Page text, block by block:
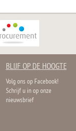
BLIJF OP DE HOOGTE
Volg ons op Facebook!
Schrijf u in op onze
nieuwsbrief